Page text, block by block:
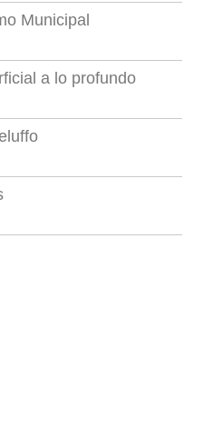
Municipal
a lo profundo